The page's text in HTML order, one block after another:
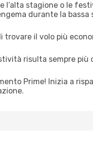
stagione o le
durante la
il volo più
risulta sempre più
Prime! Inizia a